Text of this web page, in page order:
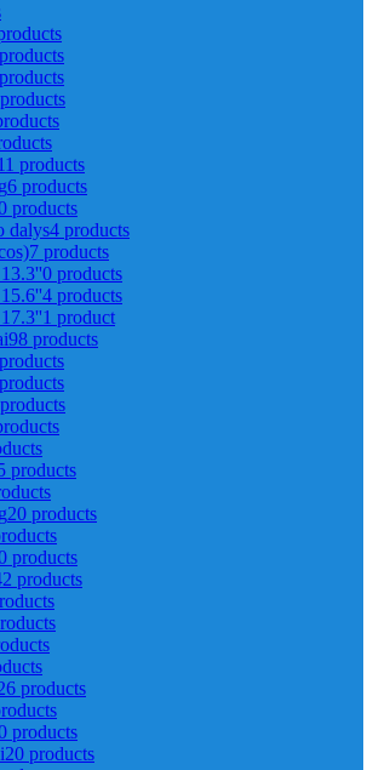
products
6 products
products
dalys4 products
7 products
0 products
4 products
1 product
98 products
products
20 products
products
products
products
products
20 products